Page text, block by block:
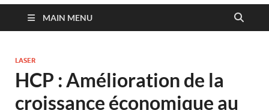
MAIN MENU
LASER
HCP : Amélioration de la
croissance économique au